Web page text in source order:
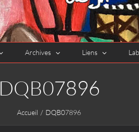
Archives Liens
DQB07896
Accueil DQB07896